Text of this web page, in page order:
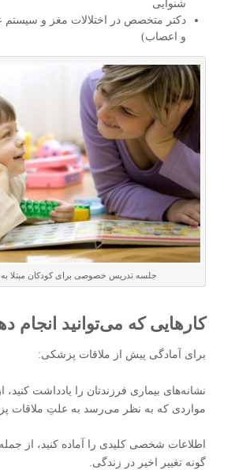
شنوایی
دکتر متخصص در اختلالات مغز و
و اعصاب)
جلسه تدریس خصوصی برای کودکان مبتلا
کارهایی که می‌توانید انجام
برای آمادگی پیش از ملاقات پزشکی:
نشانه‌های بیماری فرزندتان را یادداشت کنید،
مواردی که به نظر می‌رسد به علتِ ملاقات
اطلاعات شخصی کلیدی را آماده کنید، از
گونه تغییر اخیر در زندگی.